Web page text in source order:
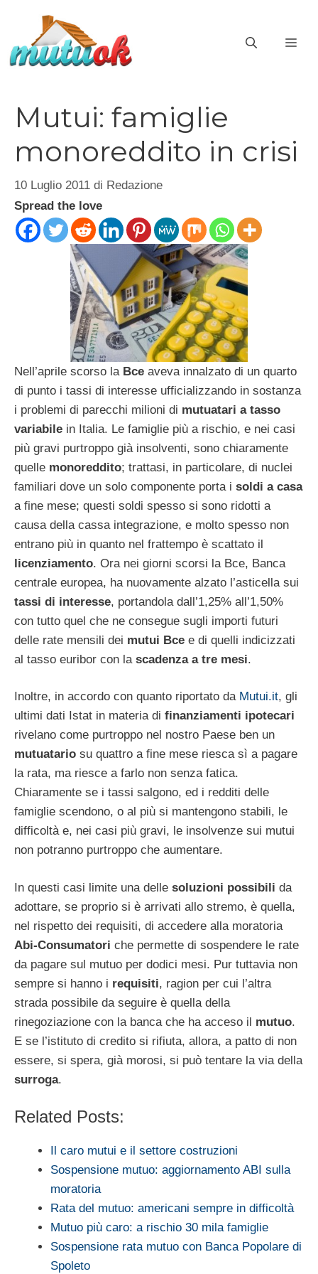
contenuto
Mutui: famiglie
monoreddito in crisi
10 Luglio 2011 di Redazione
Spread the love
Nell’aprile scorso la Bce aveva innalzato di un quarto
di punto i tassi di interesse ufficializzando in sostanza
i problemi di parecchi milioni di mutuatari a tasso
variabile in Italia. Le famiglie più a rischio, e nei casi
più gravi purtroppo già insolventi, sono chiaramente
quelle monoreddito; trattasi, in particolare, di nuclei
familiari dove un solo componente porta i soldi a casa
a fine mese; questi soldi spesso si sono ridotti a
causa della cassa integrazione, e molto spesso non
entrano più in quanto nel frattempo è scattato il
licenziamento. Ora nei giorni scorsi la Bce, Banca
centrale europea, ha nuovamente alzato l’asticella sui
tassi di interesse, portandola dall’1,25% all’1,50%
con tutto quel che ne consegue sugli importi futuri
delle rate mensili dei mutui Bce e di quelli indicizzati
al tasso euribor con la scadenza a tre mesi.
Inoltre, in accordo con quanto riportato da Mutui.it, gli
ultimi dati Istat in materia di finanziamenti ipotecari
rivelano come purtroppo nel nostro Paese ben un
mutuatario su quattro a fine mese riesca sì a pagare
la rata, ma riesce a farlo non senza fatica.
Chiaramente se i tassi salgono, ed i redditi delle
famiglie scendono, o al più si mantengono stabili, le
difficoltà e, nei casi più gravi, le insolvenze sui mutui
non potranno purtroppo che aumentare.
In questi casi limite una delle soluzioni possibili da
adottare, se proprio si è arrivati allo stremo, è quella,
nel rispetto dei requisiti, di accedere alla moratoria
Abi-Consumatori che permette di sospendere le rate
da pagare sul mutuo per dodici mesi. Pur tuttavia non
sempre si hanno i requisiti, ragion per cui l’altra
strada possibile da seguire è quella della
rinegoziazione con la banca che ha acceso il mutuo.
E se l’istituto di credito si rifiuta, allora, a patto di non
essere, si spera, già morosi, si può tentare la via della
surroga.
Related Posts:
Il caro mutui e il settore costruzioni
Sospensione mutuo: aggiornamento ABI sulla
moratoria
Rata del mutuo: americani sempre in difficoltà
Mutuo più caro: a rischio 30 mila famiglie
Sospensione rata mutuo con Banca Popolare di
Spoleto